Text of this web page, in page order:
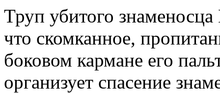
Труп убитого
что скомканное,
боковом кармане его
организует спасение